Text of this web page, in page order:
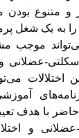
متنوع بودن
به یک شغل
موجب
عضلانی
اختلالات
با هدف
و